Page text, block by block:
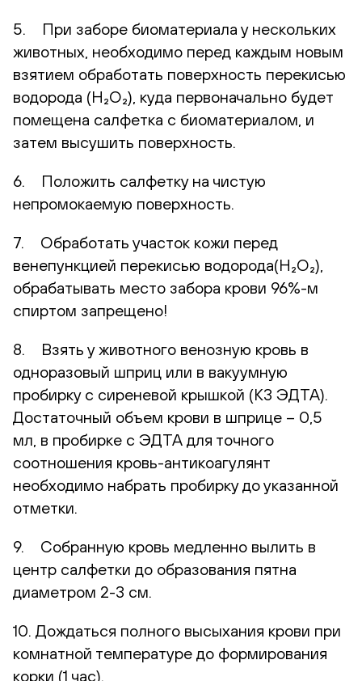
5. При заборе биоматериала у нескольких
животных, необходимо перед каждым новым
взятием обработать поверхность перекисью
водорода (H₂O₂), куда первоначально будет
помещена салфетка с биоматериалом, и
затем высушить поверхность.
6. Положить салфетку на чистую
непромокаемую поверхность.
7. Обработать участок кожи перед
венепункцией перекисью водорода(H₂O₂),
обрабатывать место забора крови 96%-м
спиртом запрещено!
8. Взять у животного венозную кровь в
одноразовый шприц или в вакуумную
пробирку с сиреневой крышкой (К3 ЭДТА).
Достаточный объем крови в шприце – 0,5
мл, в пробирке с ЭДТА для точного
соотношения кровь-антикоагулянт
необходимо набрать пробирку до указанной
отметки.
9. Собранную кровь медленно вылить в
центр салфетки до образования пятна
диаметром 2-3 см.
10. Дождаться полного высыхания крови при
комнатной температуре до формирования
корки (1 час).